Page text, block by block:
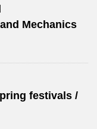
Mechanics
festivals /